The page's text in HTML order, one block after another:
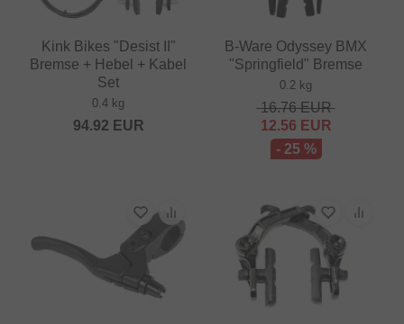
Kink Bikes "Desist II"
Bremse + Hebel + Kabel
Set
0.4 kg
94.92 EUR
B-Ware Odyssey BMX
"Springfield" Bremse
0.2 kg
16.76EUR
12.56 EUR
- 25 %